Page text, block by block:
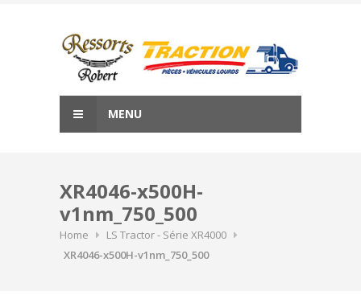
MENU
XR4046-x500H-
v1nm_750_500
Home
LS Tractor - Série XR4000
XR4046-x500H-v1nm_750_500